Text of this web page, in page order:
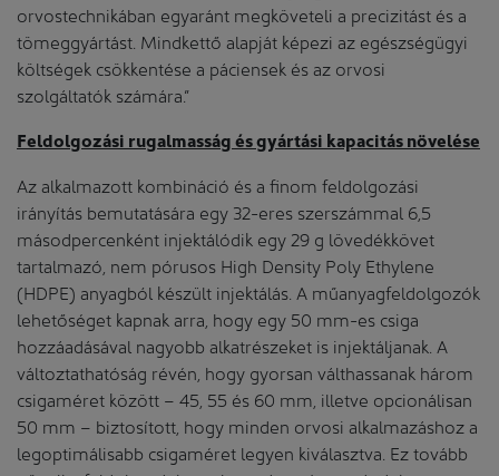
orvostechnikában egyaránt megköveteli a precizitást és a
tömeggyártást. Mindkettő alapját képezi az egészségügyi
költségek csökkentése a páciensek és az orvosi
szolgáltatók számára.”
Feldolgozási rugalmasság és gyártási kapacitás növelése
Az alkalmazott kombináció és a finom feldolgozási
irányítás bemutatására egy 32-eres szerszámmal 6,5
másodpercenként injektálódik egy 29 g lövedékkövet
tartalmazó, nem pórusos High Density Poly Ethylene
(HDPE) anyagból készült injektálás. A műanyagfeldolgozók
lehetőséget kapnak arra, hogy egy 50 mm-es csiga
hozzáadásával nagyobb alkatrészeket is injektáljanak. A
változtathatóság révén, hogy gyorsan válthassanak három
csigaméret között – 45, 55 és 60 mm, illetve opcionálisan
50 mm – biztosított, hogy minden orvosi alkalmazáshoz a
legoptimálisabb csigaméret legyen kiválasztva. Ez tovább